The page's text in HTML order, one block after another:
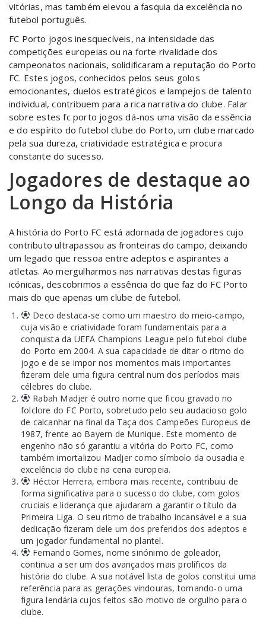
vitórias, mas também elevou a fasquia da excelência no
futebol português.
FC Porto jogos inesquecíveis, na intensidade das
competições europeias ou na forte rivalidade dos
campeonatos nacionais, solidificaram a reputação do Porto
FC. Estes jogos, conhecidos pelos seus golos
emocionantes, duelos estratégicos e lampejos de talento
individual, contribuem para a rica narrativa do clube. Falar
sobre estes fc porto jogos dá-nos uma visão da essência
e do espírito do futebol clube do Porto, um clube marcado
pela sua dureza, criatividade estratégica e procura
constante do sucesso.
Jogadores de destaque ao
Longo da História
A história do Porto FC está adornada de jogadores cujo
contributo ultrapassou as fronteiras do campo, deixando
um legado que ressoa entre adeptos e aspirantes a
atletas. Ao mergulharmos nas narrativas destas figuras
icónicas, descobrimos a essência do que faz do FC Porto
mais do que apenas um clube de futebol.
Deco destaca-se como um maestro do meio-campo,
cuja visão e criatividade foram fundamentais para a
conquista da UEFA Champions League pelo futebol clube
do Porto em 2004. A sua capacidade de ditar o ritmo do
jogo e de se impor nos momentos mais importantes
fizeram dele uma figura central num dos períodos mais
célebres do clube.
Rabah Madjer é outro nome que ficou gravado no
folclore do FC Porto, sobretudo pelo seu audacioso golo
de calcanhar na final da Taça dos Campeões Europeus de
1987, frente ao Bayern de Munique. Este momento de
engenho não só garantiu a vitória do Porto FC, como
também imortalizou Madjer como símbolo da ousadia e
excelência do clube na cena europeia.
Héctor Herrera, embora mais recente, contribuiu de
forma significativa para o sucesso do clube, com golos
cruciais e liderança que ajudaram a garantir o título da
Primeira Liga. O seu ritmo de trabalho incansável e a sua
dedicação fizeram dele um dos preferidos dos adeptos e
um jogador fundamental no plantel.
Fernando Gomes, nome sinónimo de goleador,
continua a ser um dos avançados mais prolíficos da
história do clube. A sua notável lista de golos constitui uma
referência para as gerações vindouras, tornando-o uma
figura lendária cujos feitos são motivo de orgulho para o
clube.